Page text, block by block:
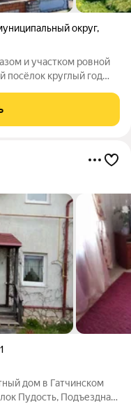
округ,
и участком ровной
круглый год
для тех, кто хочет
1
дом в Гатчинском
Пудость, Подъездная